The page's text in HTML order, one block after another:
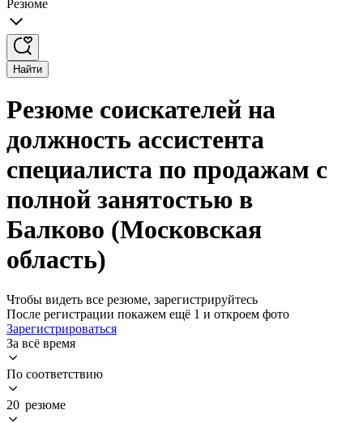
Резюме
Найти
Резюме соискателей на
должность ассистента
специалиста по продажам с
полной занятостью в
Балково (Московская
область)
Чтобы видеть все резюме, зарегистрируйтесь
После регистрации покажем ещё 1 и откроем фото
Зарегистрироваться
За всё время
По соответствию
20 резюме